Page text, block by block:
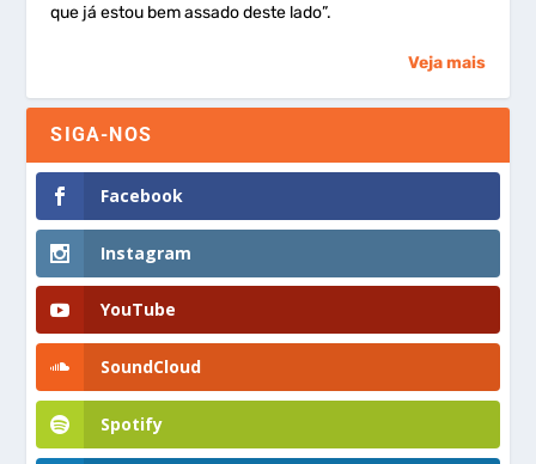
que já estou bem assado deste lado”.
Veja mais
SIGA-NOS
Facebook
Instagram
YouTube
SoundCloud
Spotify